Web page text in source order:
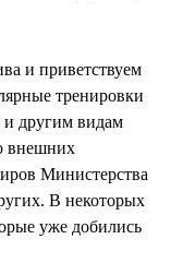
и приветствуем
тренировки
и другим видам
внешних
Министерства
В некоторых
уже добились